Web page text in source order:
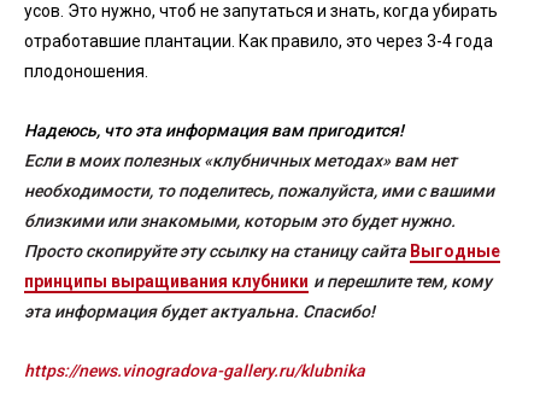
усов. Это нужно, чтоб не запутаться и знать, когда убирать
отработавшие плантации. Как правило, это через 3-4 года
плодоношения.
Надеюсь, что эта информация вам пригодится!
Если в моих полезных «клубничных методах» вам нет
необходимости, то поделитесь, пожалуйста, ими с вашими
близкими или знакомыми, которым это будет нужно.
Просто скопируйте эту ссылку на станицу сайта Выгодные
принципы выращивания клубники и перешлите тем, кому
эта информация будет актуальна. Спасибо!
https://news.vinogradova-gallery.ru/klubnika